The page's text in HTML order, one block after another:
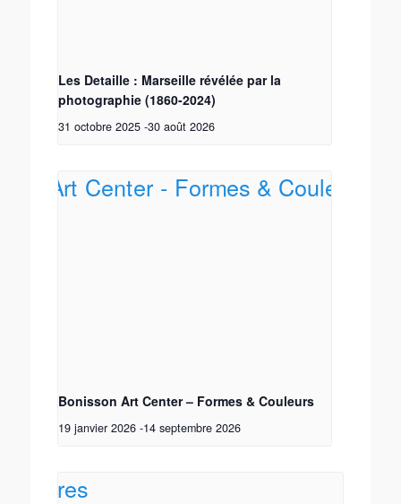
Les Detaille : Marseille révélée par la
photographie (1860-2024)
31 octobre 2025 -30 août 2026
Bonisson Art Center – Formes & Couleurs
19 janvier 2026 -14 septembre 2026